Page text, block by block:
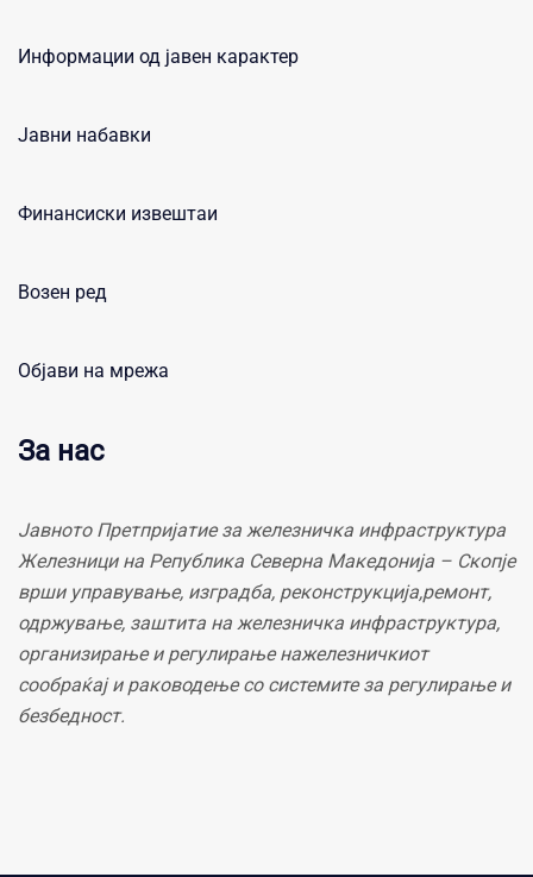
Информации од јавен карактер
Јавни набавки
Финансиски извештаи
Возен ред
Објави на мрежа
За нас
Јавното Претпријатие за железничка инфраструктура
Железници на Република Северна Македонија – Скопје
врши управување, изградба, реконструкција,ремонт,
одржување, заштита на железничка инфраструктура,
организирање и регулирање нажелезничкиот
сообраќај и раководење со системите за регулирање и
безбедност.